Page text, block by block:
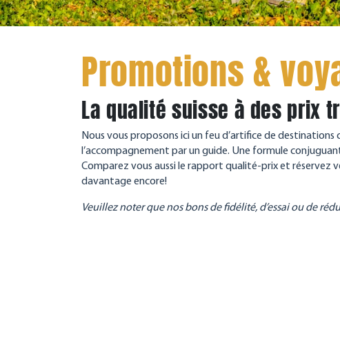
Promotions &
La qualité suisse à des prix
Nous vous proposons ici un feu d’artifice de
l’accompagnement par un guide. Une formule
Comparez vous aussi le rapport qualité-prix et réservez
davantage encore!
Veuillez noter que nos bons de fidélité, d’essai ou de